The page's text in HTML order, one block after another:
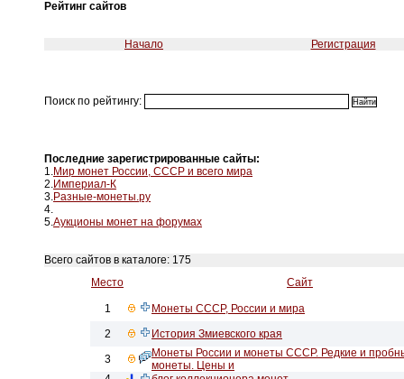
Рейтинг сайтов
Начало Регистрация
Поиск по рейтингу:
Последние зарегистрированные сайты:
1.Мир монет России, СССР и всего мира
2.Империал-К
3.Разные-монеты.ру
4.
5.Аукционы монет на форумах
Всего сайтов в каталоге: 175
Место
Сайт
1
Монеты СССР, России и мира
2
История Змиевского края
3
Монеты России и монеты СССР. Редкие и
монеты. Цены и